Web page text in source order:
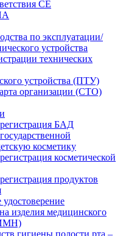
CE
по эксплуатации/
устройства
технических
устройства (ПТУ)
организации (СТО)
регистрация БАД
косметику
косметической
продуктов
изделия медицинского
гигиены полости рта –